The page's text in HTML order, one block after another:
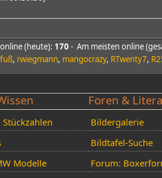
(heute): 170 - Am meisten online
, rwiegmann, mangocrazy, RTwenty7,
Modelle
Foren &
Bildergalerie
Bildtafel-Suche
Forum: